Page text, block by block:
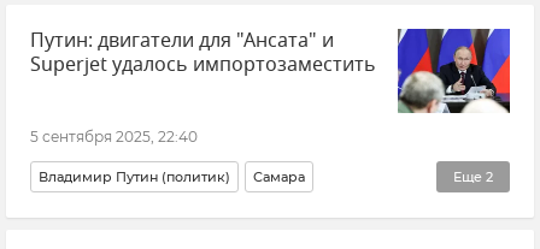
Симферопольский район
Путин: двигатели для "Ансата" и
Superjet удалось импортозаместить
5 сентября 2025, 22:40
Еще 2
Владимир Путин (политик) Самара
Промышленность России Новости